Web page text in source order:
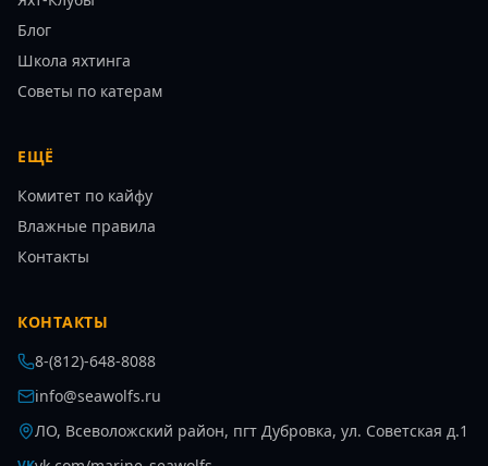
Блог
Школа яхтинга
Советы по катерам
ЕЩЁ
Комитет по кайфу
Влажные правила
Контакты
КОНТАКТЫ
8-(812)-648-8088
info@seawolfs.ru
ЛО, Всеволожский район, пгт Дубровка, ул. Советская д.1